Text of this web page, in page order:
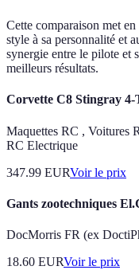
Cette comparaison met
style à sa personnalité et
synergie entre le pilote et
meilleurs résultats.
Corvette C8 Stingray
Maquettes RC , Voitures
RC Electrique
347.99 EURVoir le prix
Gants zootechniques
DocMorris FR (ex
18.60 EURVoir le prix